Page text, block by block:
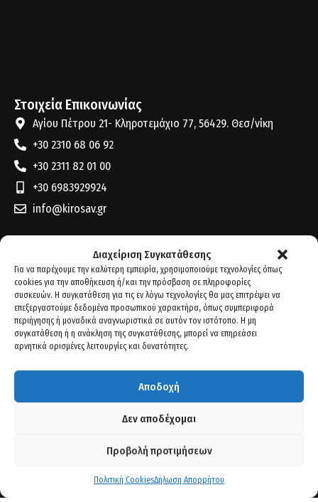
Διαχείριση Συγκατάθεσης
Για να παρέχουμε την καλύτερη εμπειρία, χρησιμοποιούμε τεχνολογίες όπως
cookies για την αποθήκευση ή/και την πρόσβαση σε πληροφορίες
συσκευών. Η συγκατάθεση για τις εν λόγω τεχνολογίες θα μας επιτρέψει να
επεξεργαστούμε δεδομένα προσωπικού χαρακτήρα, όπως συμπεριφορά
περιήγησης ή μοναδικά αναγνωριστικά σε αυτόν τον ιστότοπο. Η μη
συγκατάθεση ή η ανάκληση της συγκατάθεσης, μπορεί να επηρεάσει
αρνητικά ορισμένες λειτουργίες και δυνατότητες.
Αποδοχή
Δεν αποδέχομαι
Προβολή προτιμήσεων
Πολιτική CookiesΔήλωση Απορρήτου
Στοιχεία Επικοινωνίας
Αγίου Πέτρου 21- Κληροτεμάχιο 77, 56429. Θεσ/νίκη
+30 2310 68 06 92
+30 2311 82 01 00
+30 6983929924
info@kirosav.gr